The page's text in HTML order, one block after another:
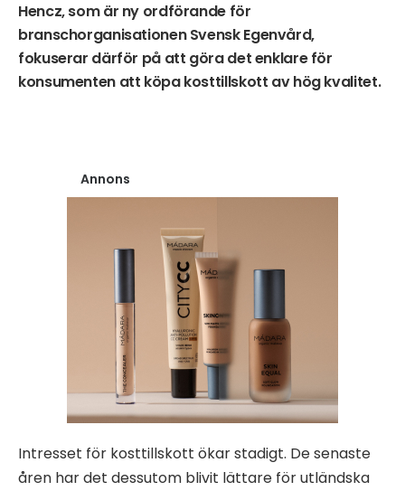
Hencz, som är ny ordförande för
branschorganisationen Svensk Egenvård,
fokuserar därför på att göra det enklare för
konsumenten att köpa kosttillskott av hög kvalitet.
Annons
Intresset för kosttillskott ökar stadigt. De senaste
åren har det dessutom blivit lättare för utländska